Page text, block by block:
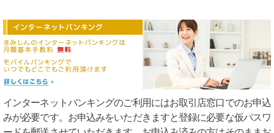
インターネットバンキングのご利用にはお取引店窓口でのお申込
みが必要です。お申込みをいただきますと登録に必要な仮パスワ